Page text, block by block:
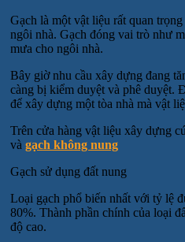
Gạch là một vật liệu rất quan
ngôi nhà. Gạch đóng vai trò như
mưa cho ngôi nhà.
Bây giờ nhu cầu xây dựng đang
càng bị kiểm duyệt và phê duyệt.
để xây dựng một tòa nhà mà vật
Trên cửa hàng vật liệu xây dựng
và gạch không nung
Gạch sử dụng đất nung
Loại gạch phổ biến nhất với tỷ lệ
80%. Thành phần chính của loại
độ cao.